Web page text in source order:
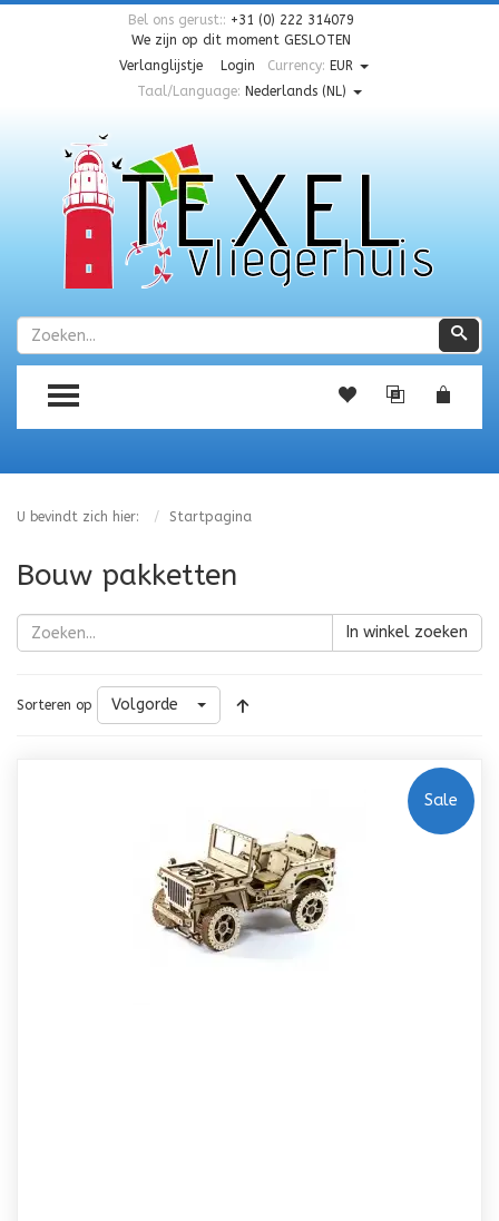
Bel ons gerust:: +31 (0) 222 314079
We zijn op dit moment GESLOTEN
Verlanglijstje
Login Currency: EUR
Taal/Language: Nederlands (NL)
Zoeken
TOGGLE MENU
U bevindt zich hier: Startpagina
Bouw pakketten
In winkel zoeken
Sorteren op Volgorde
Sale